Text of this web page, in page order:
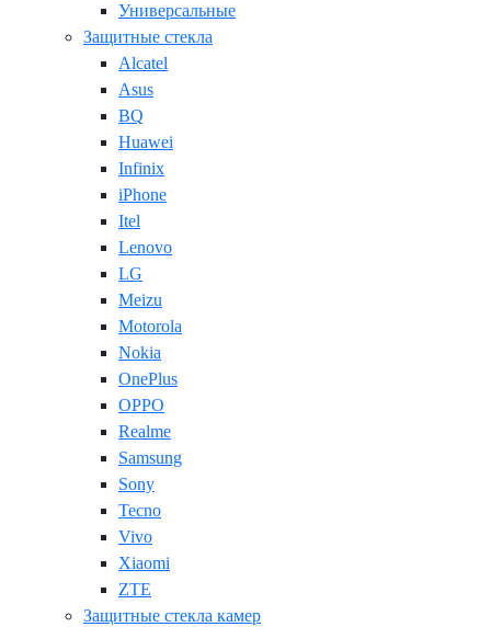
Универсальные
Защитные стекла
Alcatel
Asus
BQ
Huawei
Infinix
iPhone
Itel
Lenovo
LG
Meizu
Motorola
Nokia
OnePlus
OPPO
Realme
Samsung
Sony
Tecno
Vivo
Xiaomi
ZTE
Защитные стекла камер